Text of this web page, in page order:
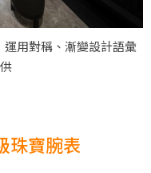
用對稱、漸變設計語彙
珠寶腕表